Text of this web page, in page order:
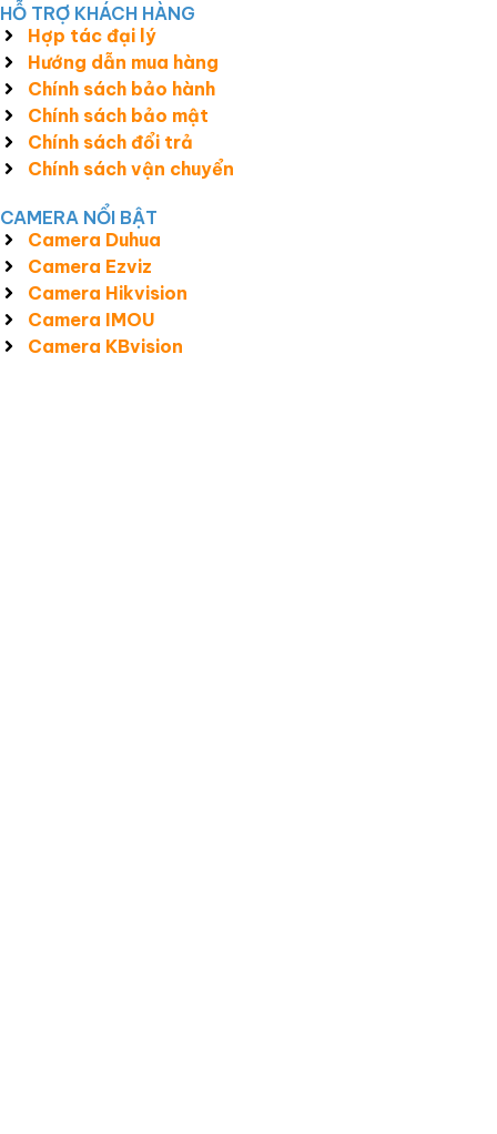
HỖ TRỢ KHÁCH HÀNG
Hợp tác đại lý
Hướng dẫn mua hàng
Chính sách bảo hành
Chính sách bảo mật
Chính sách đổi trả
Chính sách vận chuyển
CAMERA NỔI BẬT
Camera Duhua
Camera Ezviz
Camera Hikvision
Camera IMOU
Camera KBvision